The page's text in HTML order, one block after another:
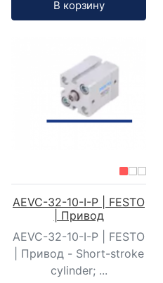
В корзину
AEVC-32-10-I-P | FESTO
| Привод
AEVC-32-10-I-P | FESTO
| Привод - Short-stroke
cylinder; ...